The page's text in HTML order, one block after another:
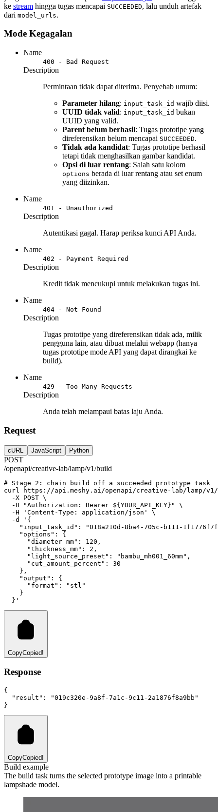
ke stream hingga tugas mencapai SUCCEEDED, lalu unduh artefak
dari model_urls.
Mode Kegagalan
Name
400 - Bad Request
Description
Permintaan tidak dapat diterima. Penyebab umum:
Parameter hilang: input_task_id wajib diisi.
UUID tidak valid: input_task_id bukan
UUID yang valid.
Parent belum berhasil: Tugas prototipe yang
direferensikan belum mencapai SUCCEEDED.
Tidak ada kandidat: Tugas prototipe berhasil
tetapi tidak menghasilkan gambar kandidat.
Opsi di luar rentang: Salah satu kolom
options berada di luar rentang atau set enum
yang diizinkan.
Name
401 - Unauthorized
Description
Autentikasi gagal. Harap periksa kunci API Anda.
Name
402 - Payment Required
Description
Kredit tidak mencukupi untuk melakukan tugas ini.
Name
404 - Not Found
Description
Tugas prototipe yang direferensikan tidak ada, milik
pengguna lain, atau dibuat melalui webapp (hanya
tugas prototipe mode API yang dapat dirangkai ke
build).
Name
429 - Too Many Requests
Description
Anda telah melampaui batas laju Anda.
Request
cURL JavaScript Python
POST
/openapi/creative-lab/lamp/v1/build
# Stage 2: chain build off a succeeded prototype task
curl
https://api.meshy.ai/openapi/creative-lab/lamp/
-X POST \
-H
"Authorization: Bearer ${YOUR_API_KEY}"
\
-H
'Content-Type: application/json'
\
-d
'{
"input_task_id": "018a210d-8ba4-705c-b111-
    "options": {
      "diameter_mm": 120,
      "thickness_mm": 2,
      "light_source_preset": "bambu_mh001_60mm",
      "cut_amount_percent": 30
    },
    "output": {
      "format": "stl"
    }
  }'
CopyCopied!
Response
{
"result" :
"019c320e-9a8f-7a1c-9c11-2a1876f8a9bb"
}
CopyCopied!
Build example
The build task turns the selected prototype image into a printable
lampshade model.